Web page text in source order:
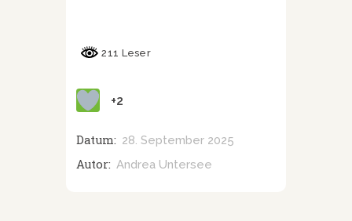
211 Leser
+2
Datum: 28. September 2025
Autor: Andrea Untersee